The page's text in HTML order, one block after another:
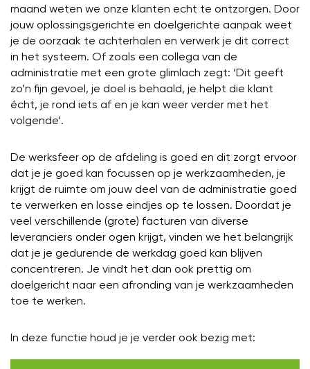
maand weten we onze klanten echt te ontzorgen. Door
jouw oplossingsgerichte en doelgerichte aanpak weet
je de oorzaak te achterhalen en verwerk je dit correct
in het systeem. Of zoals een collega van de
administratie met een grote glimlach zegt: ‘Dit geeft
zo’n fijn gevoel, je doel is behaald, je helpt die klant
écht, je rond iets af en je kan weer verder met het
volgende’.
De werksfeer op de afdeling is goed en dit zorgt ervoor
dat je je goed kan focussen op je werkzaamheden, je
krijgt de ruimte om jouw deel van de administratie goed
te verwerken en losse eindjes op te lossen. Doordat je
veel verschillende (grote) facturen van diverse
leveranciers onder ogen krijgt, vinden we het belangrijk
dat je je gedurende de werkdag goed kan blijven
concentreren. Je vindt het dan ook prettig om
doelgericht naar een afronding van je werkzaamheden
toe te werken.
In deze functie houd je je verder ook bezig met: